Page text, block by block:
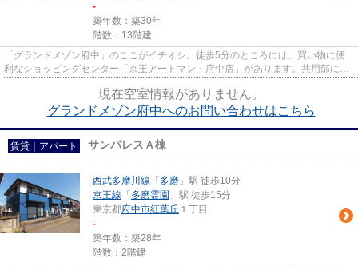
-
築年数：築30年
階数：13階建
「グランドメゾン府中」のここがイチオシ。徒歩5分のところには、買い物に便
利なショッピングセンター「京王アートマン・府中店」があります。共用部には
現在空室情報がありません。
グランドメゾン府中へのお問い合わせはこちら
賃貸｜アパート サンパレスＡ棟
西武多摩川線 「 多磨 」駅 徒歩10分
京王線 「 多磨霊園 」駅 徒歩15分
東京都府中市紅葉丘 １丁目
-
築年数：築28年
階数：2階建